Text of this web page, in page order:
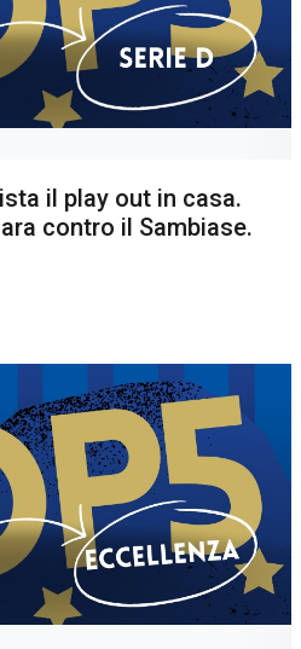
il play out in casa.
contro il Sambiase.